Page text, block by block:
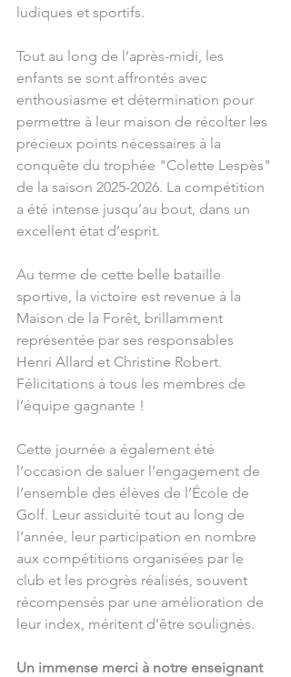
ludiques et sportifs.
Tout au long de l’après-midi, les
enfants se sont affrontés avec
enthousiasme et détermination pour
permettre à leur maison de récolter les
précieux points nécessaires à la
conquête du trophée "Colette Lespès"
de la saison 2025-2026. La compétition
a été intense jusqu’au bout, dans un
excellent état d’esprit.
Au terme de cette belle bataille
sportive, la victoire est revenue à la
Maison de la Forêt, brillamment
représentée par ses responsables
Henri Allard et Christine Robert.
Félicitations à tous les membres de
l’équipe gagnante !
Cette journée a également été
l’occasion de saluer l’engagement de
l’ensemble des élèves de l’École de
Golf. Leur assiduité tout au long de
l’année, leur participation en nombre
aux compétitions organisées par le
club et les progrès réalisés, souvent
récompensés par une amélioration de
leur index, méritent d’être soulignés.
Un immense merci à notre enseignant